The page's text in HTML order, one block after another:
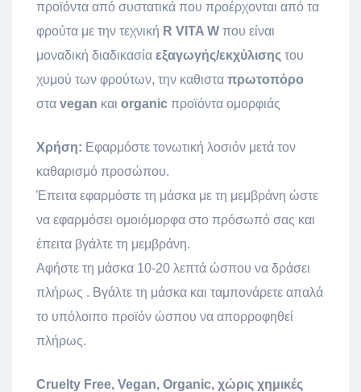
προϊόντα από συστατικά που προέρχονται από τα
φρούτα με την τεχνική R VITA W που είναι
μοναδική διαδικασία εξαγωγής/εκχύλισης του
χυμού των φρούτων, την καθιστα πρωτοπόρο
στα vegan και organic προϊόντα ομορφιάς
Χρήση: Εφαρμόστε τονωτική λοσιόν μετά τον
καθαρισμό προσώπου.
Έπειτα εφαρμόστε τη μάσκα με τη μεμβράνη ώστε
να εφαρμόσει ομοιόμορφα στο πρόσωπό σας και
έπειτα βγάλτε τη μεμβράνη.
Αφήστε τη μάσκα 10-20 λεπτά ώσπου να δράσει
πλήρως . Βγάλτε τη μάσκα και ταμπονάρετε απαλά
το υπόλοιπο προϊόν ώσπου να απορροφηθεί
πλήρως.
Cruelty Free, Vegan, Organic, χώρις χημικές